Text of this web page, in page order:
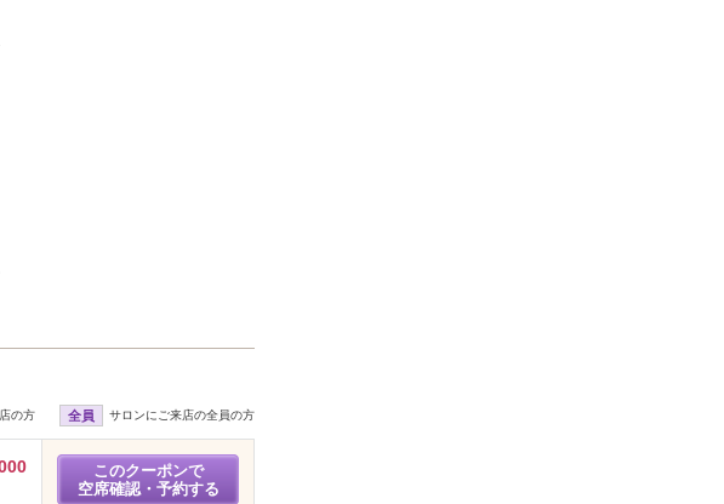
2023年5月分（35）
2023年4月分（16）
2023年3月分（24）
2023年2月分（28）
の方 全員 サロンにご来店の全員の方
このクーポンで
空席確認・予約する